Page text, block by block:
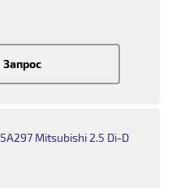
Запрос
Mitsubishi 2.5 Di-D